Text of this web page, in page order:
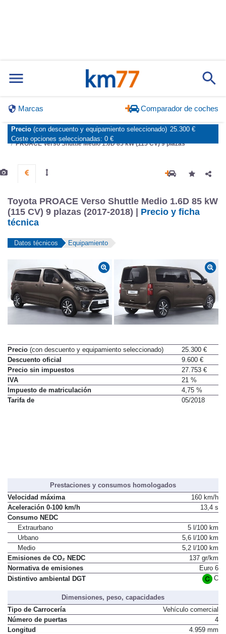
Marcas Comparador de coches
Inicio Marcas Toyota Proace
Shuttle
PROACE Verso Shuttle Medio 1.6D 85 kW (115 CV) 9 plazas
Toyota PROACE Verso Shuttle Medio 1.6D 85 kW
(115 CV) 9 plazas (2017-2018) | Precio y ficha
técnica
Datos técnicos Equipamiento
Precio (con descuento y equipamiento seleccionado)
25.300 €
Descuento oficial
9.600 €
Precio sin impuestos
27.753 €
IVA
21 %
Impuesto de matriculación
4,75 %
Tarifa de
05/2018
Prestaciones y consumos homologados
Velocidad máxima
160 km/h
Aceleración 0-100 km/h
13,4 s
Consumo NEDC
Extraurbano
5 l/100 km
Urbano
5,6 l/100 km
Medio
5,2 l/100 km
Emisiones de CO₂ NEDC
137 gr/km
Normativa de emisiones
Euro 6
Distintivo ambiental DGT
C
Dimensiones, peso, capacidades
Tipo de Carrocería
Vehículo comercial
Número de puertas
4
Longitud
4.959 mm
Precio (con descuento y equipamiento seleccionado) 25.300 €
Coste opciones seleccionadas: 0 €